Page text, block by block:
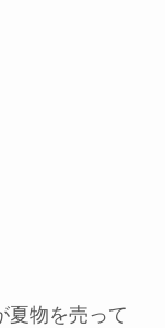
夏物を売って